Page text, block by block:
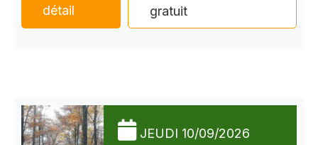
détail
gratuit
JEUDI 10/09/2026